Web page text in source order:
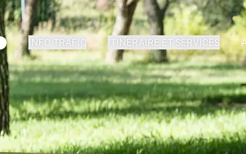
INFO TRAFIC ITINÉRAIRE ET SERVICES